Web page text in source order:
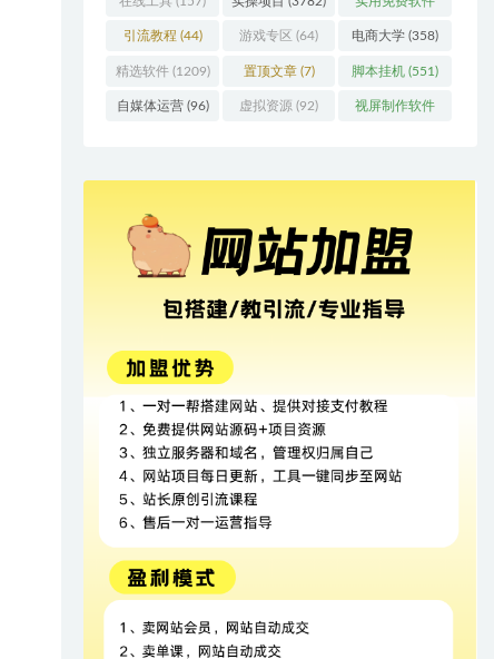
(415)
引流教程 (44) 游戏专区 (64) 电商大学 (358)
精选软件(1209) 置顶文章(7) 脚本挂机 (551)
自媒体运营(96) 虚拟资源 (92) 视屏制作软件